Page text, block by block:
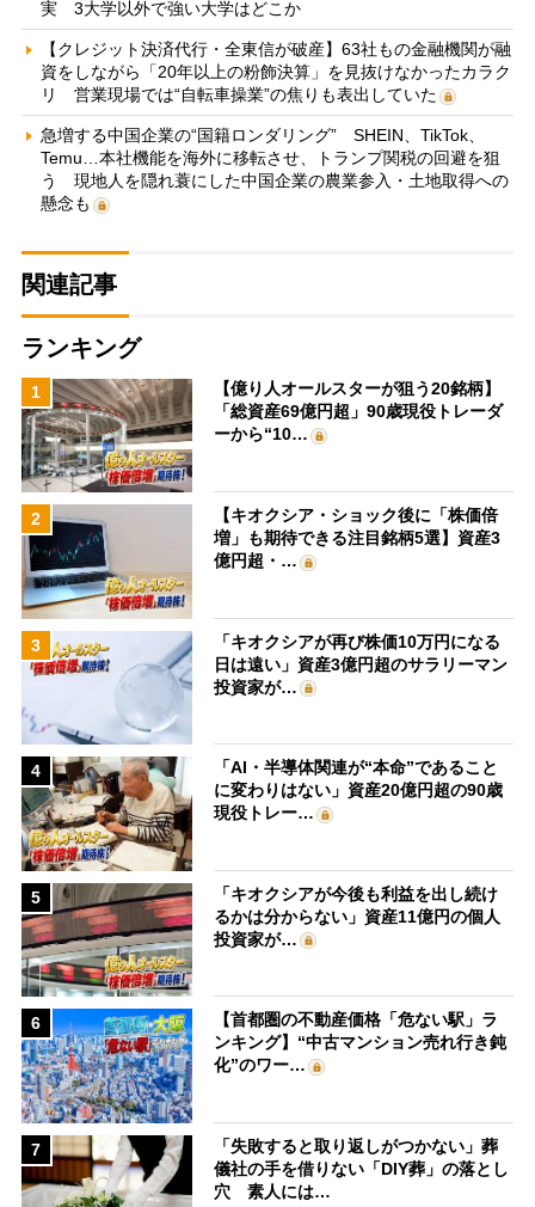
実 3大学以外で強い大学はどこか
【クレジット決済代行・全東信が破産】63社もの金融機関が融
資をしながら「20年以上の粉飾決算」を見抜けなかったカラク
リ 営業現場では“自転車操業”の焦りも表出していた
急増する中国企業の“国籍ロンダリング” SHEIN、TikTok、
Temu…本社機能を海外に移転させ、トランプ関税の回避を狙
う 現地人を隠れ蓑にした中国企業の農業参入・土地取得への
懸念も
関連記事
ランキング
1
【億り人オールスターが狙う20銘柄】
「総資産69億円超」90歳現役トレーダ
ーから“10…
2
【キオクシア・ショック後に「株価倍
増」も期待できる注目銘柄5選】資産3
億円超・…
3
「キオクシアが再び株価10万円になる
日は遠い」資産3億円超のサラリーマン
投資家が…
4
「AI・半導体関連が“本命”であること
に変わりはない」資産20億円超の90歳
現役トレー…
5
「キオクシアが今後も利益を出し続け
るかは分からない」資産11億円の個人
投資家が…
6
【首都圏の不動産価格「危ない駅」ラ
ンキング】“中古マンション売れ行き鈍
化”のワー…
7
「失敗すると取り返しがつかない」葬
儀社の手を借りない「DIY葬」の落とし
穴 素人には…